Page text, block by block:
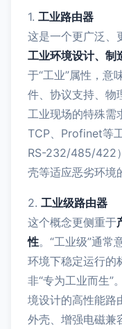
1. 工业路由器
这是一个更广泛、
工业环境设计、制
于“工业”属性，意
件、协议支持、物
工业现场的特殊需
TCP、Profinet等
RS-232/485/422
壳等适应恶劣环境
2. 工业级路由器
这个概念更侧重于
性。“工业级”通常
环境下稳定运行的
非“专为工业而生”
境设计的高性能路
外壳、增强电磁兼